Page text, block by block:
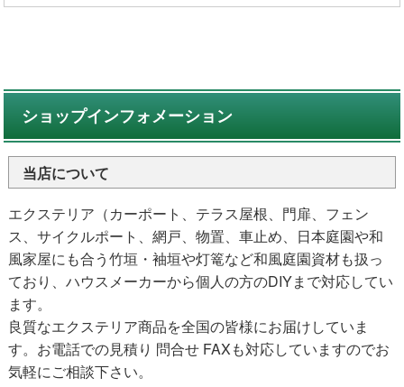
ショップインフォメーション
当店について
エクステリア（カーポート、テラス屋根、門扉、フェン
ス、サイクルポート、網戸、物置、車止め、日本庭園や和
風家屋にも合う竹垣・袖垣や灯篭など和風庭園資材も扱っ
ており、ハウスメーカーから個人の方のDIYまで対応してい
ます。
良質なエクステリア商品を全国の皆様にお届けしていま
す。お電話での見積り 問合せ FAXも対応していますのでお
気軽にご相談下さい。